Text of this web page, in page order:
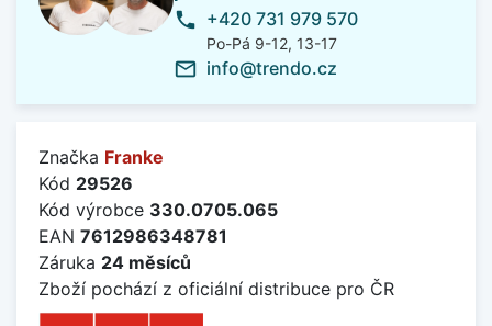
phone +420 731 979 570
Po-Pá 9-12, 13-17
mail_outline info@trendo.cz
Značka Franke
Kód 29526
Kód výrobce 330.0705.065
EAN 7612986348781
Záruka 24 měsíců
Zboží pochází z oficiální distribuce pro ČR